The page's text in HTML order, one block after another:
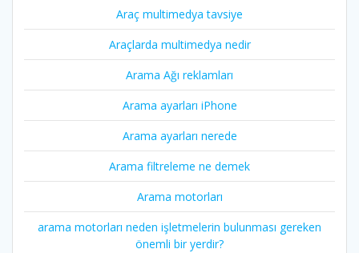
Araç multimedya tavsiye
Araçlarda multimedya nedir
Arama Ağı reklamları
Arama ayarları iPhone
Arama ayarları nerede
Arama filtreleme ne demek
Arama motorları
arama motorları neden işletmelerin bulunması gereken
önemli bir yerdir?